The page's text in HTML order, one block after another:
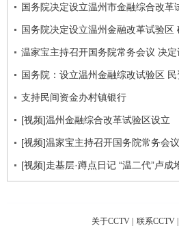
国务院决定设立温州市金融综合改革
国务院决定设立温州金融改革试验区
温家宝主持召开国务院常务会议 决
国务院：设立温州金融综改试验区
支持民间资金办村镇银行
[视频]温州金融综合改革试验区设立
[视频]温家宝主持召开国务院常务会
[视频]走基层·蹲点日记 “温二代”卢
关于CCTV | 联系CCTV |